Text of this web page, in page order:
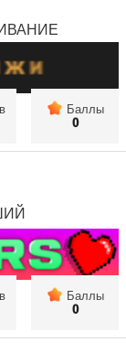
Баллы
0
Баллы
0